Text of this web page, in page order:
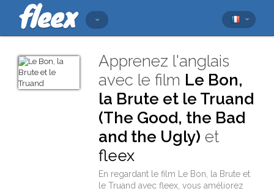
Apprenez l'anglais
avec le film Le Bon,
la Brute et le Truand
(The Good, the Bad
and the Ugly) et
fleex
En regardant le film
Le Bon, la Brute et
le Truand avecfleex , vous améliorez